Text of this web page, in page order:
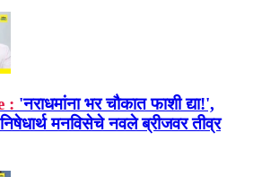
: 'नराधमांना भर चौकात फाशी द्या!',
मनविसेचे नवले ब्रीजवर तीव्र